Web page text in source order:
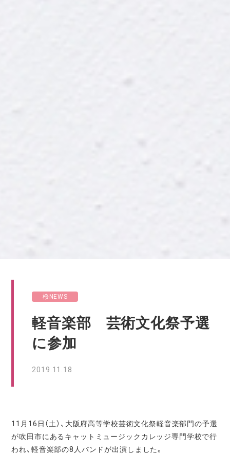
桜NEWS
軽音楽部 芸術文化祭予選
に参加
2019.11.18
11月16日（土）、大阪府高等学校芸術文化祭軽音楽部門の予選
が吹田市にあるキャットミュージックカレッジ専門学校で行
われ、軽音楽部の8人バンドが出演しました。